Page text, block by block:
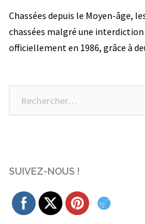
Chassées depuis le Moyen-âge,
chassées malgré une
officiellement en 1986, grâce à
SUIVEZ-NOUS !